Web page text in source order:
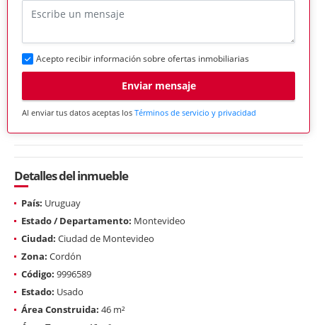
Acepto recibir información sobre ofertas inmobiliarias
Enviar mensaje
Al enviar tus datos aceptas los Términos de servicio y privacidad
Detalles del inmueble
País: Uruguay
Estado / Departamento: Montevideo
Ciudad: Ciudad de Montevideo
Zona: Cordón
Código: 9996589
Estado: Usado
Área Construida: 46 m²